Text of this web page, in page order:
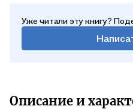
Уже читали эту книгу?
Описание и